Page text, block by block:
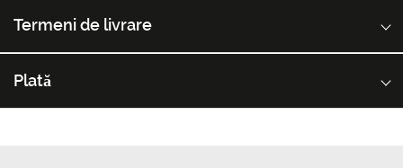
Termeni de livrare
Plată